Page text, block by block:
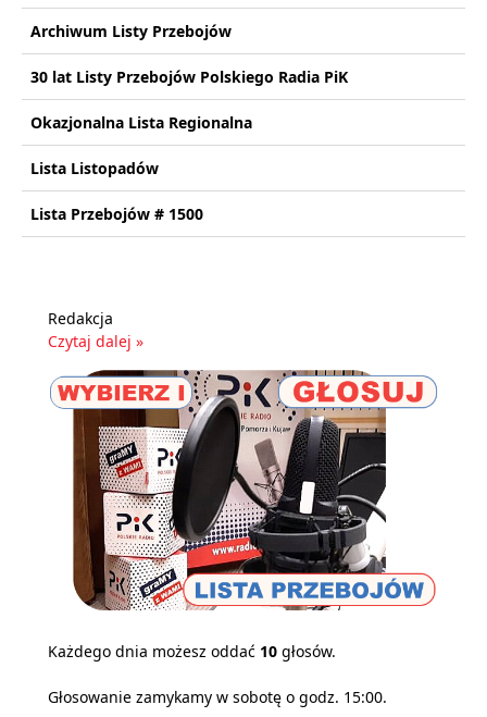
Archiwum Listy Przebojów
30 lat Listy Przebojów Polskiego Radia PiK
Okazjonalna Lista Regionalna
Lista Listopadów
Lista Przebojów # 1500
Redakcja
Czytaj dalej »
Każdego dnia możesz oddać 10 głosów.
Głosowanie zamykamy w sobotę o godz. 15:00.